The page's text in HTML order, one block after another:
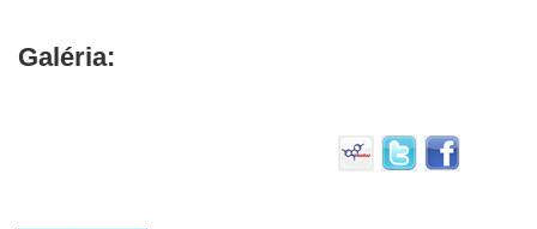
Galéria: